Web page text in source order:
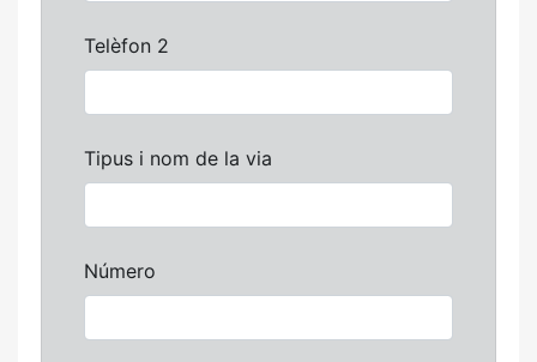
Telèfon 2
Tipus i nom de la via
Número